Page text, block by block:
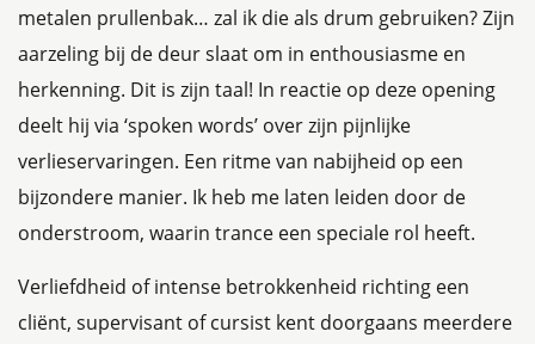
metalen prullenbak… zal ik die als drum gebruiken? Zijn
aarzeling bij de deur slaat om in enthousiasme en
herkenning. Dit is zijn taal! In reactie op deze opening
deelt hij via ‘spoken words’ over zijn pijnlijke
verlieservaringen. Een ritme van nabijheid op een
bijzondere manier. Ik heb me laten leiden door de
onderstroom, waarin trance een speciale rol heeft.
Verliefdheid of intense betrokkenheid richting een
cliënt, supervisant of cursist kent doorgaans meerdere